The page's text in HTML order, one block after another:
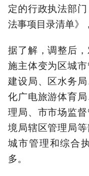
定的行政执法部
法事项目录清单》
据了解，调整后
施主体变为区城
建设局、区水务
化广电旅游体育
理局、市市场监
境局辖区管理局
城市管理和综合
多。